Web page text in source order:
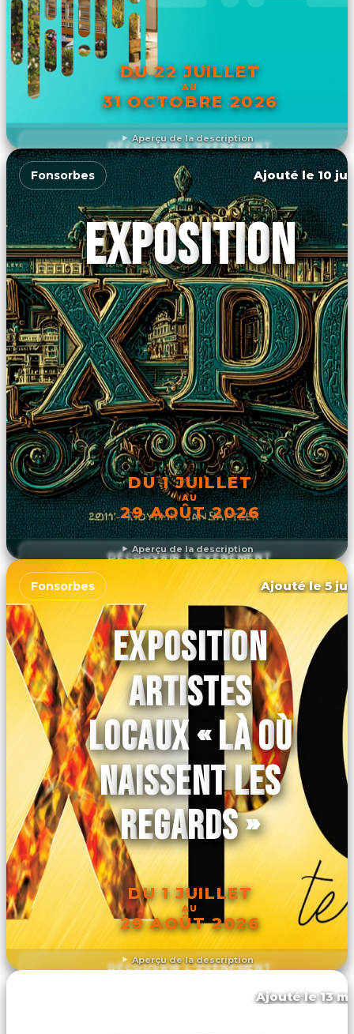
Aperçu de la description
DU 22 JUILLET
AU
31 OCTOBRE 2026
DÉCOUVRIR L'ÉVÉNEMENT
Aperçu de la description
Fonsorbes Ajouté le 10
EXPOSITION
DU 1 JUILLET
AU
29 AOÛT 2026
DÉCOUVRIR L'ÉVÉNEMENT
Aperçu de la description
Fonsorbes Ajouté le 5
EXPOSITION
ARTISTES
LOCAUX « LÀ OÙ
NAISSENT LES
REGARDS »
DU 1 JUILLET
AU
29 AOÛT 2026
DÉCOUVRIR L'ÉVÉNEMENT
Ajouté le 13